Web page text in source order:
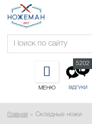
МЕНЮ ВІДГУКИ
5202
Главная Складные ножи